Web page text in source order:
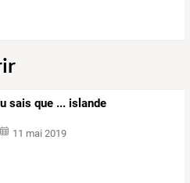
sais que ... islande
11 mai 2019